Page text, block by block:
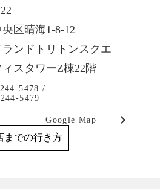
区晴海1-8-12
ンドトリトンスクエ
スタワーZ棟22階
5478 /
5479
Google Map
までの行き方